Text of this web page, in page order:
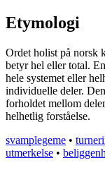
Etymologi
Ordet holist på norsk
betyr hel eller total.
hele systemet eller
individuelle deler.
forholdet mellom
helhetlig forståelse.
svamplegeme •
utmerkelse •